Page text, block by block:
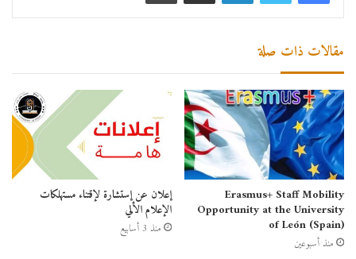
مقالات ذات صلة
Erasmus+ Staff Mobility
Opportunity at the University
of León (Spain)
منذ أسبوعين
إعلان عن إستشارة لإقتناء مستهلكات
الإعلام الألي
منذ 3 أسابيع